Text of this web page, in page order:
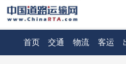
首页 交通 物流 客运